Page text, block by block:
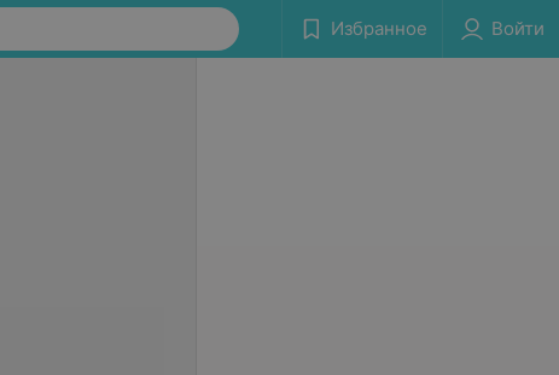
Избранное Войти